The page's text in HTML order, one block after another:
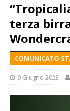
terza
COMUNICATO
9 Giugno 2023